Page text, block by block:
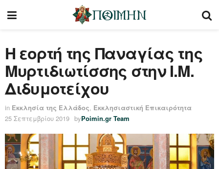
Η εορτή της Παναγίας της
Μυρτιδιωτίσσης στην Ι.Μ.
Διδυμοτείχου
in Εκκλησία της Ελλάδος, Εκκλησιαστική Επικαιρότητα
25 Σεπτεμβρίου 2019 byPoimin.gr Team